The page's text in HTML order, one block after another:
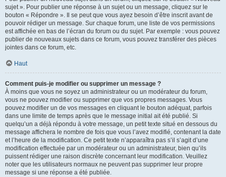
sujet ». Pour publier une réponse à un sujet ou un message, cliquez sur le
bouton « Répondre ». Il se peut que vous ayez besoin d’être inscrit avant de
pouvoir rédiger un message. Sur chaque forum, une liste de vos permissions
est affichée en bas de l’écran du forum ou du sujet. Par exemple : vous pouvez
publier de nouveaux sujets dans ce forum, vous pouvez transférer des pièces
jointes dans ce forum, etc.
Haut
Comment puis-je modifier ou supprimer un message ?
À moins que vous ne soyez un administrateur ou un modérateur du forum,
vous ne pouvez modifier ou supprimer que vos propres messages. Vous
pouvez modifier un de vos messages en cliquant le bouton adéquat, parfois
dans une limite de temps après que le message initial ait été publié. Si
quelqu’un a déjà répondu à votre message, un petit texte situé en dessous du
message affichera le nombre de fois que vous l’avez modifié, contenant la date
et l’heure de la modification. Ce petit texte n’apparaîtra pas s’il s’agit d’une
modification effectuée par un modérateur ou un administrateur, bien qu’ils
puissent rédiger une raison discrète concernant leur modification. Veuillez
noter que les utilisateurs normaux ne peuvent pas supprimer leur propre
message si une réponse a été publiée.